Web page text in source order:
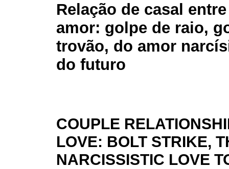
Relação de casal
amor: golpe de raio,
trovão, do amor
do futuro
COUPLE
LOVE: BOLT STRIKE,
NARCISSISTIC LOVE